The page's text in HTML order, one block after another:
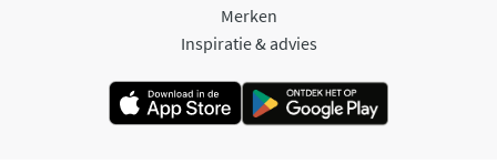
Merken
Inspiratie & advies